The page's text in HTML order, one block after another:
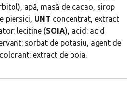
apă, masă de cacao, sirop
piersici, UNT concentrat, extract
lecitine (SOIA), acid: acid
sorbat de potasiu, agent de
extract de boia.